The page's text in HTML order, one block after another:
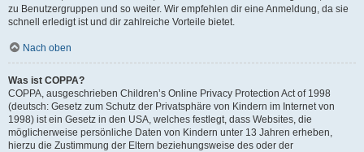
zu Benutzergruppen und so weiter. Wir empfehlen dir eine Anmeldung, da sie
schnell erledigt ist und dir zahlreiche Vorteile bietet.
Nach oben
Was ist COPPA?
COPPA, ausgeschrieben Children’s Online Privacy Protection Act of 1998
(deutsch: Gesetz zum Schutz der Privatsphäre von Kindern im Internet von
1998) ist ein Gesetz in den USA, welches festlegt, dass Websites, die
möglicherweise persönliche Daten von Kindern unter 13 Jahren erheben,
hierzu die Zustimmung der Eltern beziehungsweise des oder der